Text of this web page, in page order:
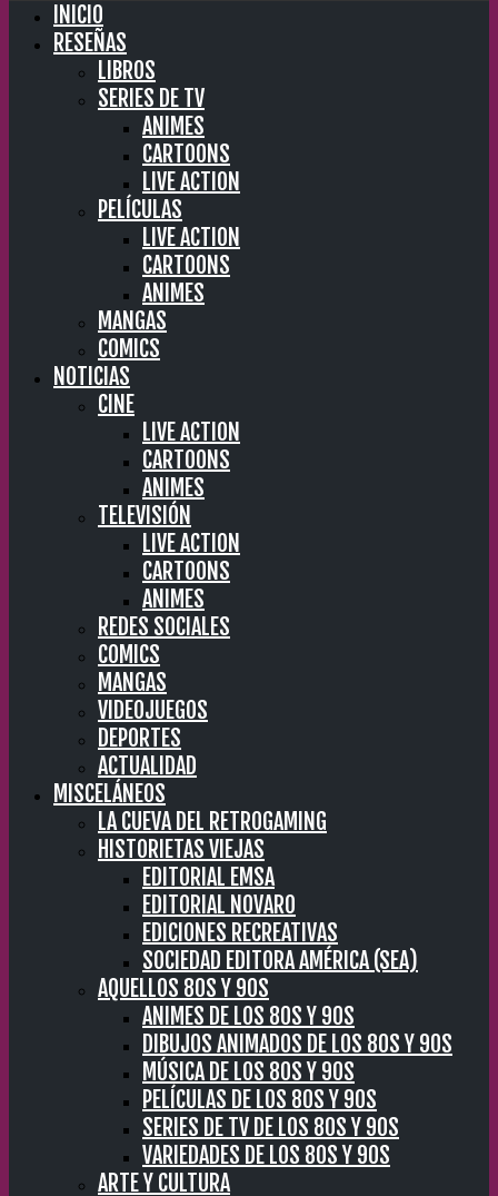
INICIO
RESEÑAS
LIBROS
SERIES DE TV
ANIMES
CARTOONS
LIVE ACTION
PELÍCULAS
LIVE ACTION
CARTOONS
ANIMES
MANGAS
COMICS
NOTICIAS
CINE
LIVE ACTION
CARTOONS
ANIMES
TELEVISIÓN
LIVE ACTION
CARTOONS
ANIMES
REDES SOCIALES
COMICS
MANGAS
VIDEOJUEGOS
DEPORTES
ACTUALIDAD
MISCELÁNEOS
LA CUEVA DEL RETROGAMING
HISTORIETAS VIEJAS
EDITORIAL EMSA
EDITORIAL NOVARO
EDICIONES RECREATIVAS
SOCIEDAD EDITORA AMÉRICA (SEA)
AQUELLOS 80S Y 90S
ANIMES DE LOS 80S Y 90S
DIBUJOS ANIMADOS DE LOS 80S Y 90S
MÚSICA DE LOS 80S Y 90S
PELÍCULAS DE LOS 80S Y 90S
SERIES DE TV DE LOS 80S Y 90S
VARIEDADES DE LOS 80S Y 90S
ARTE Y CULTURA